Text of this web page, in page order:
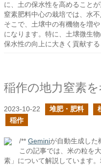
に、土の保水性を高めること
窒素肥料中心の栽培では、水
そこで、土壌中の有機物を増
になります。特に、土壌微生
保水性の向上に大きく貢献する
稲作の地力窒素
2023-10-22 堆肥・肥料
稲作
/** Geminiが自動生成した
この記事では、米の粒を
素」について解説しています